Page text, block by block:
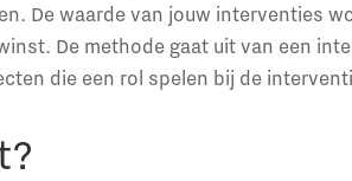
De waarde van jouw interventies
De methode gaat uit van een
die een rol spelen bij de